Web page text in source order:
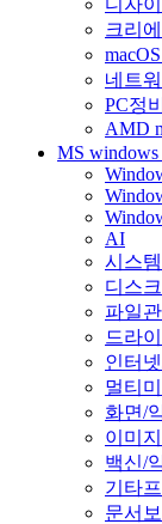
디자
크리
네트
PC정
AMD
MS windows
AI
시스
디스
파일관
드라
인터
멀티
화면/
이미
백신/
기타
문서